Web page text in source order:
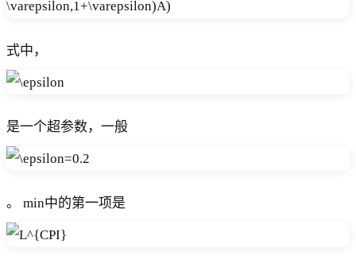
式中，
是一个超参数，一般
。 min中的第一项是